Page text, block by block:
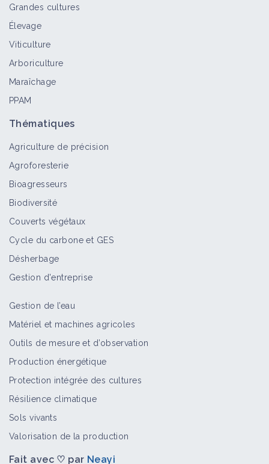
Grandes cultures
Élevage
Viticulture
Arboriculture
Maraîchage
PPAM
Thématiques
Agriculture de précision
Agroforesterie
Bioagresseurs
Biodiversité
Couverts végétaux
Cycle du carbone et GES
Désherbage
Gestion d'entreprise
Gestion de l’eau
Matériel et machines agricoles
Outils de mesure et d’observation
Production énergétique
Protection intégrée des cultures
Résilience climatique
Sols vivants
Valorisation de la production
Fait avec ♡ par Neayi